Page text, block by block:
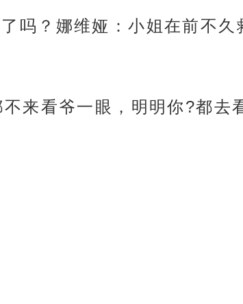
吗？娜维娅：小姐在前不
来看爷一眼，明明你?都去